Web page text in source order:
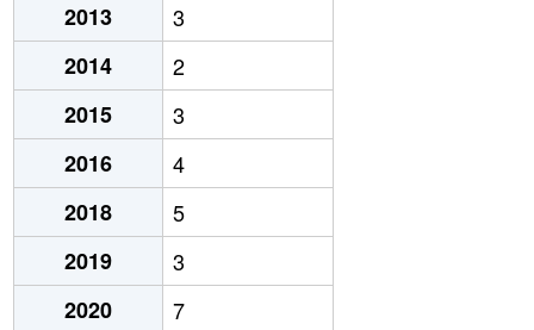
2013
3
2014
2
2015
3
2016
4
2018
5
2019
3
2020
7